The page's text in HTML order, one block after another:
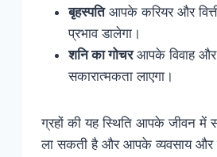
बृहस्पतिआपके करियर और
प्रभाव डालेगा।
शनि का गोचरआपके विवाह और
सकारात्मकता लाएगा।
ग्रहों की यह स्थिति आपके जीवन में
ला सकती है और आपके व्यवसाय और